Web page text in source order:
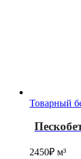
Товарный
2450₽ м³